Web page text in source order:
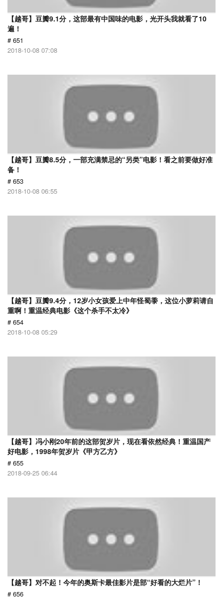
【越哥】豆瓣9.1分，这部最有中国味的电影，光开头我就看了10
遍！
# 651
2018-10-08 07:08
【越哥】豆瓣8.5分，一部充满禁忌的“另类”电影！看之前要做好准
备！
# 653
2018-10-08 06:55
【越哥】豆瓣9.4分，12岁小女孩爱上中年怪蜀黍，这位小萝莉请自
重啊！重温经典电影《这个杀手不太冷》
# 654
2018-10-08 05:29
【越哥】冯小刚20年前的这部贺岁片，现在看依然经典！重温国产
好电影，1998年贺岁片《甲方乙方》
# 655
2018-09-25 06:44
【越哥】对不起！今年的奥斯卡最佳影片是部“好看的大烂片”！
# 656